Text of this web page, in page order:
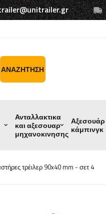
ΑΝΑΖΉΤΗΣΗ
Ανταλλακτικα
και αξεσουαρ
μηχανοκινησης
Αξεσουάρ
κάμπινγκ
τρέιλερ 90x40 mm - σετ 4